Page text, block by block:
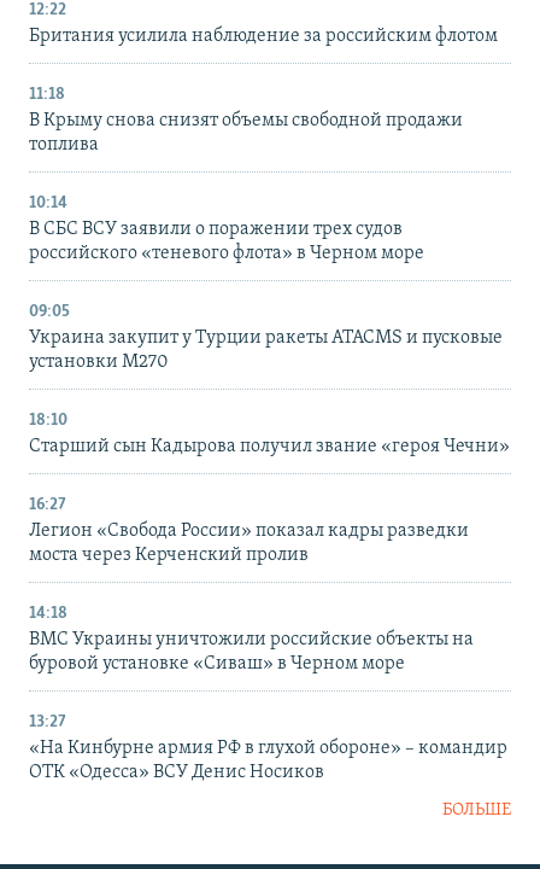
12:22
Британия усилила наблюдение за российским флотом
11:18
В Крыму снова снизят объемы свободной продажи
топлива
10:14
В СБС ВСУ заявили о поражении трех судов
российского «теневого флота» в Черном море
09:05
Украина закупит у Турции ракеты ATACMS и пусковые
установки M270
18:10
Старший сын Кадырова получил звание «героя Чечни»
16:27
Легион «Свобода России» показал кадры разведки
моста через Керченский пролив
14:18
ВМС Украины уничтожили российские объекты на
буровой установке «Сиваш» в Черном море
13:27
«На Кинбурне армия РФ в глухой обороне» – командир
ОТК «Одесса» ВСУ Денис Носиков
БОЛЬШЕ